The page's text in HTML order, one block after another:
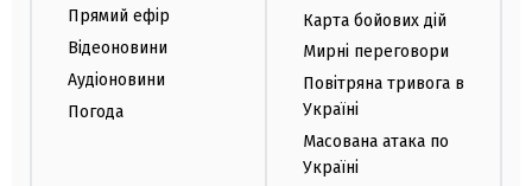
Прямий ефір
Відеоновини
Аудіоновини
Погода
Карта бойових дій
Мирні переговори
Повітряна тривога в
Україні
Масована атака по
Україні